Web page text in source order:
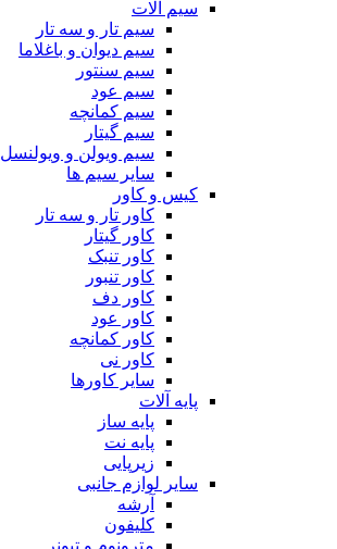
سیم آلات
سیم تار و سه تار
سیم دیوان و باغلاما
سیم سنتور
سیم عود
سیم کمانچه
سیم گیتار
سیم ویولن و ویولنسل
سایر سیم ها
کیس و کاور
کاور تار و سه تار
کاور گیتار
کاور تنبک
کاور تنبور
کاور دف
کاور عود
کاور کمانچه
کاور نی
سایر کاورها
پایه آلات
پایه ساز
پایه نت
زیرپایی
سایر لوازم جانبی
آرشه
کلیفون
مترونوم و تیونر